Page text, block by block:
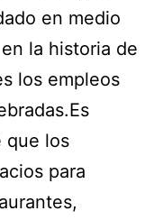
en medio
la historia de
los empleos
que los
para